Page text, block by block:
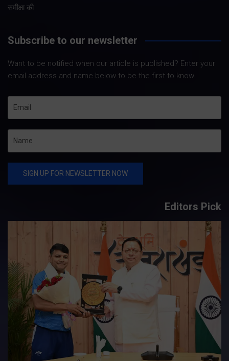
समीक्षा की
Subscribe to our newsletter
Want to be notified when our article is published? Enter your
email address and name below to be the first to know.
Editors Pick